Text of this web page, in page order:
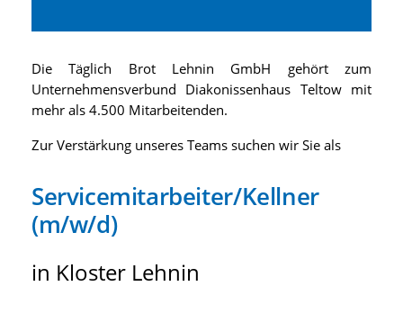
Die Täglich Brot Lehnin GmbH gehört zum
Unternehmensverbund Diakonissenhaus Teltow mit
mehr als 4.500 Mitarbeitenden.
Zur Verstärkung unseres Teams suchen wir Sie als
Servicemitarbeiter/Kellner
(m/w/d)
in Kloster Lehnin